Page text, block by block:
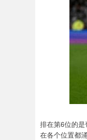
排在第6位的
在各个位置都